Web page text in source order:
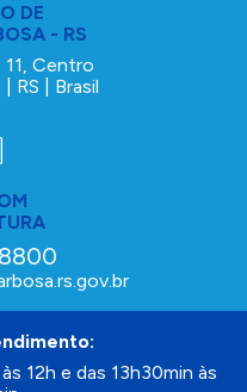
DE
- RS
11, Centro
RS | Brasil
12h e das 13h30min às